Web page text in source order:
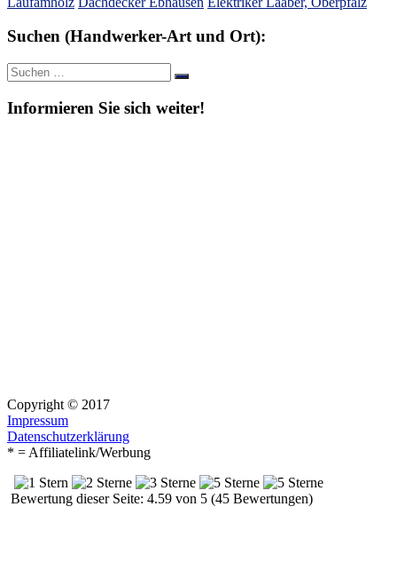
Suchen (Handwerker-Art und Ort):
Suche
nach:
Suchen
Informieren Sie sich weiter!
Copyright © 2017
Impressum
Datenschutzerklärung
* = Affiliatelink/Werbung
Bewertung dieser Seite: 4.59 von 5 (45 Bewertungen)